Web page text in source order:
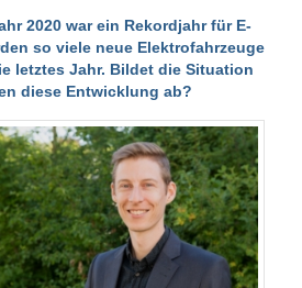
2020 war ein Rekordjahr für E-
so viele neue Elektrofahrzeuge
letztes Jahr. Bildet die Situation
diese Entwicklung ab?